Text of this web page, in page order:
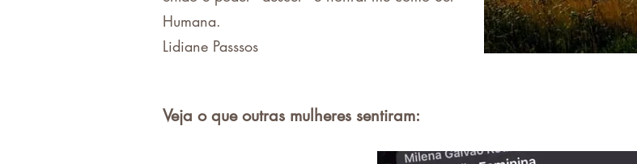
Humana.
Lidiane Passsos
Veja o que outras mulheres sentiram: